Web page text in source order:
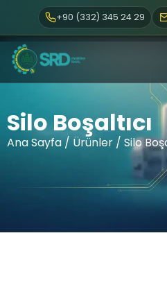
+90 (332) 345 24 29
Silo Boşaltıcı
Ana Sayfa / Ürünler / Silo